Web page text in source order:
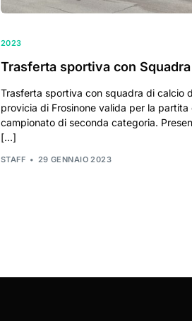
2023
Trasferta sportiva con
Trasferta sportiva con squadra di calcio
provicia di Frosinone valida per la partita
campionato di seconda categoria.
[…]
STAFF 29 GENNAIO 2023